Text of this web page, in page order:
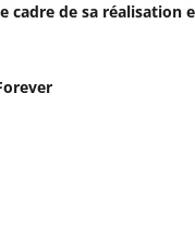
cadre de sa réalisation